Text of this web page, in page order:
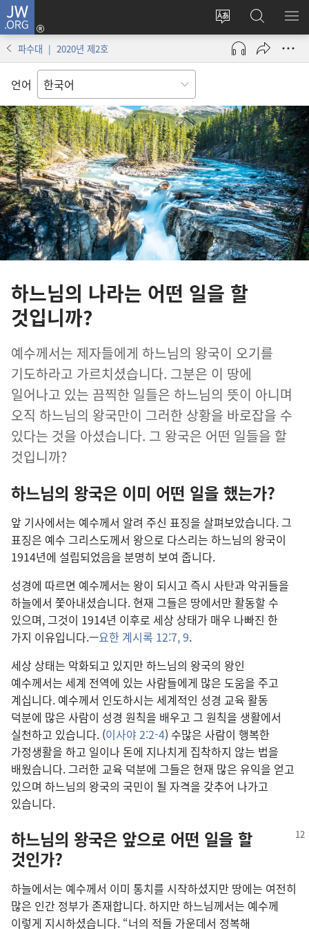
JW.ORG
사이트
언어
변경
로그인
(새로운
열기)
JW.ORG
검색
메
파수대 | 2020년 제2호
언어
하느님의 나라는 어떤 일을 할
것입니까?
예수께서는 제자들에게 하느님의 왕국이 오기를
기도하라고 가르치셨습니다. 그분은 이 땅에
일어나고 있는 끔찍한 일들은 하느님의 뜻이 아니며
오직 하느님의 왕국만이 그러한 상황을 바로잡을 수
있다는 것을 아셨습니다. 그 왕국은 어떤 일들을 할
것입니까?
하느님의 왕국은 이미 어떤 일을 했는가?
앞 기사에서는 예수께서 알려 주신 표징을 살펴보았습니다. 그
표징은 예수 그리스도께서 왕으로 다스리는 하느님의 왕국이
1914년에 설립되었음을 분명히 보여 줍니다.
성경에 따르면 예수께서는 왕이 되시고 즉시 사탄과 악귀들을
하늘에서 쫓아내셨습니다. 현재 그들은 땅에서만 활동할 수
있으며, 그것이 1914년 이후로 세상 상태가 매우 나빠진 한
가지 이유입니다.—요한 계시록 12:7,9.
세상 상태는 악화되고 있지만 하느님의 왕국의 왕인
예수께서는 세계 전역에 있는 사람들에게 많은 도움을 주고
계십니다. 예수께서 인도하시는 세계적인 성경 교육 활동
덕분에 많은 사람이 성경 원칙을 배우고 그 원칙을 생활에서
실천하고 있습니다. (이사야 2:2-4) 수많은 사람이 행복한
가정생활을 하고 일이나 돈에 지나치게 집착하지 않는 법을
배웠습니다. 그러한 교육 덕분에 그들은 현재 많은 유익을 얻고
있으며 하느님의 왕국의 국민이 될 자격을 갖추어 나가고
있습니다.
하느님의 왕국은 앞으로 어떤 일을 할
것인가?
하늘에서는 예수께서 이미 통치를 시작하셨지만 땅에는 여전히
많은 인간 정부가 존재합니다. 하지만 하느님께서는 예수께
이렇게 지시하셨습니다. “너의 적들 가운데서 정복해